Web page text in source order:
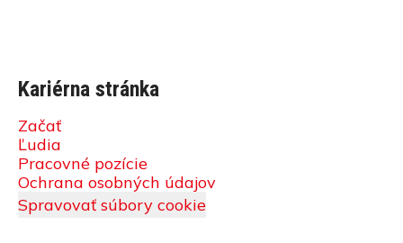
Kariérna stránka
Začať
Ľudia
Pracovné pozície
Ochrana osobných údajov
Spravovať súbory cookie